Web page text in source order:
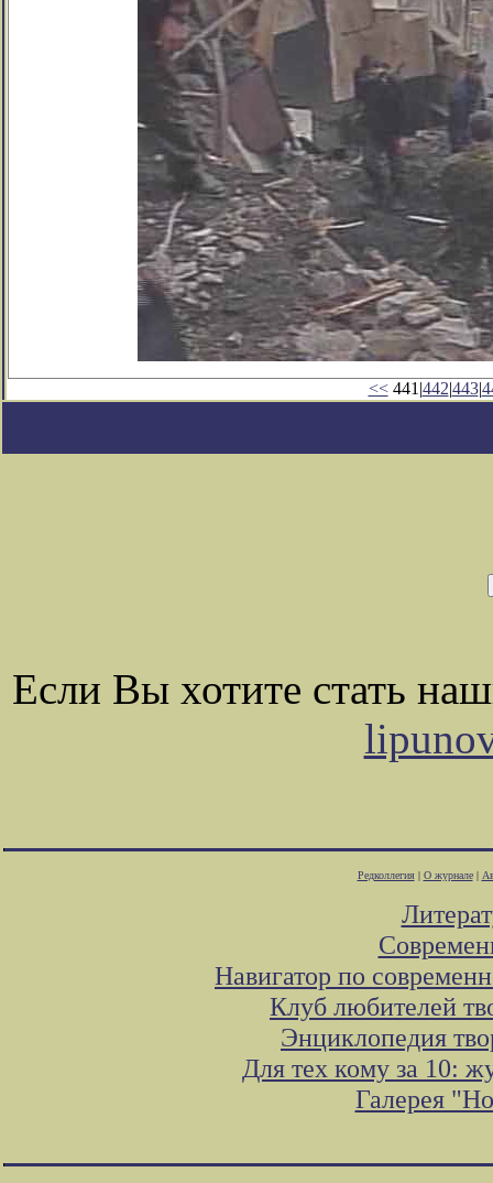
<<441|442|443|
Если Вы хотите стать
Редколлегия| О журнале|
Навигатор по
Клуб любителей
Энциклопедия
Для тех кому за 10:
Галерея